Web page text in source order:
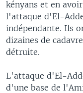
kényans et en
l'attaque d'El-
indépendante. Ils
dizaines de
détruite.
L'attaque d'El-
d'une base de